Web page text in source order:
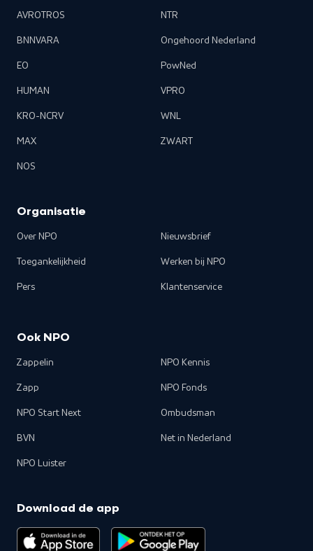
AVROTROS
BNNVARA
EO
HUMAN
KRO-NCRV
MAX
NOS
NTR
Ongehoord Nederland
PowNed
VPRO
WNL
ZWART
Organisatie
Over NPO
Toegankelijkheid
Pers
Nieuwsbrief
Werken bij NPO
Klantenservice
Ook NPO
Zappelin
Zapp
NPO Start Next
BVN
NPO Luister
NPO Kennis
NPO Fonds
Ombudsman
Net in Nederland
Download de app